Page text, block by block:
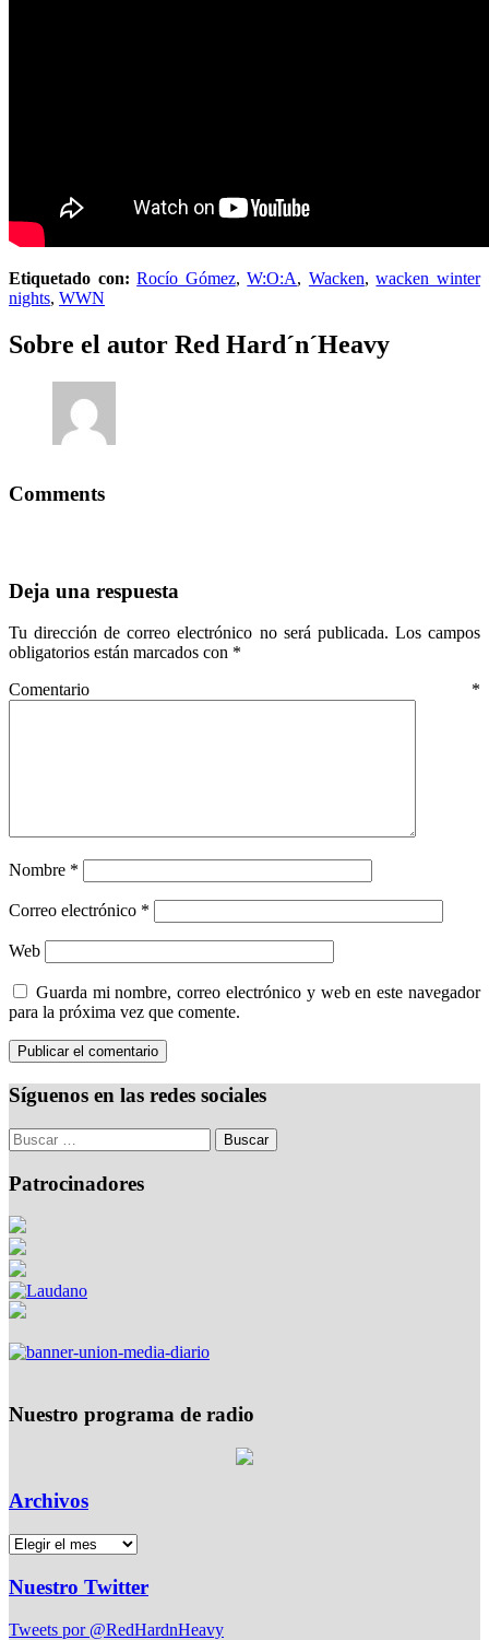
Etiquetado con: Rocío Gómez,W:O:A, Wacken,wacken winter
nights, WWN
Sobre el autor Red Hard´n´Heavy
Comments
Deja una respuesta
Tu dirección de correo electrónico no será publicada. Los campos
obligatorios están marcados con *
Comentario *
Nombre *
Correo electrónico *
Web
Guarda mi nombre, correo electrónico y web en este navegador
para la próxima vez que comente.
Síguenos en las redes sociales
Patrocinadores
Nuestro programa de radio
Archivos
Nuestro Twitter
Tweets por @RedHardnHeavy